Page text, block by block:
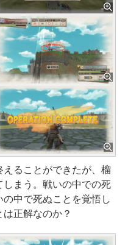
ることができたが、榴
まう。戦いの中での死
中で死ぬことを覚悟し
正解なのか？